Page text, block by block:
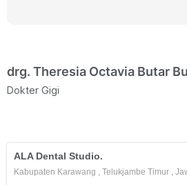
drg. Theresia Octavia Butar
Dokter Gigi
ALA Dental Studio.
Kabupaten Karawang , Telukjambe Timur ,